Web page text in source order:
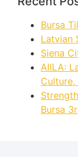
Bursa
Latvian
Siena
AIILA:
Bursa